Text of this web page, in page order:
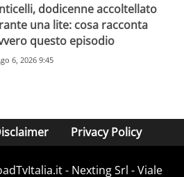
dodicenne accoltellato
una lite: cosa racconta
questo episodio
6, 2026 9:45
Privacy Policy
- Nexting Srl - Viale